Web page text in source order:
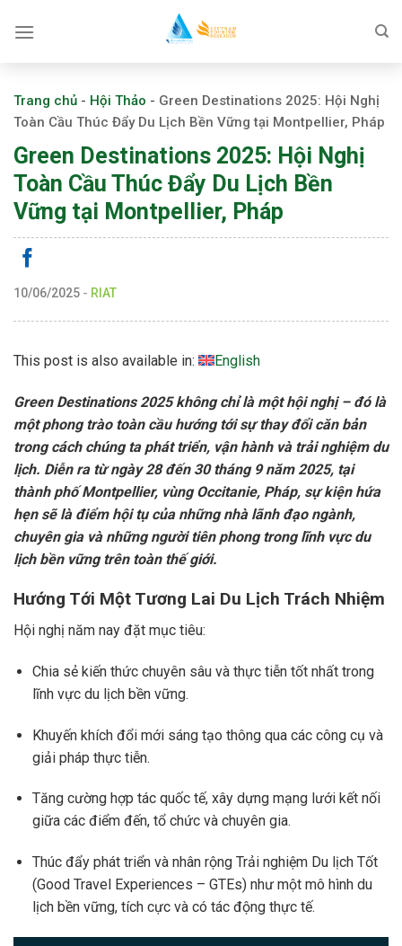
Trang chủ - Hội Thảo - Green Destinations 2025: Hội Nghị
Toàn Cầu Thúc Đẩy Du Lịch Bền Vững tại Montpellier, Pháp
Green Destinations 2025: Hội Nghị
Toàn Cầu Thúc Đẩy Du Lịch Bền
Vững tại Montpellier, Pháp
10/06/2025 - RIAT
This post is also available in: English
Green Destinations 2025 không chỉ là một hội nghị – đó là
một phong trào toàn cầu hướng tới sự thay đổi căn bản
trong cách chúng ta phát triển, vận hành và trải nghiệm du
lịch. Diễn ra từ ngày 28 đến 30 tháng 9 năm 2025, tại
thành phố Montpellier, vùng Occitanie, Pháp, sự kiện hứa
hẹn sẽ là điểm hội tụ của những nhà lãnh đạo ngành,
chuyên gia và những người tiên phong trong lĩnh vực du
lịch bền vững trên toàn thế giới.
Hướng Tới Một Tương Lai Du Lịch Trách Nhiệm
Hội nghị năm nay đặt mục tiêu:
Chia sẻ kiến thức chuyên sâu và thực tiễn tốt nhất trong
lĩnh vực du lịch bền vững.
Khuyến khích đổi mới sáng tạo thông qua các công cụ và
giải pháp thực tiễn.
Tăng cường hợp tác quốc tế, xây dựng mạng lưới kết nối
giữa các điểm đến, tổ chức và chuyên gia.
Thúc đẩy phát triển và nhân rộng Trải nghiệm Du lịch Tốt
(Good Travel Experiences – GTEs) như một mô hình du
lịch bền vững, tích cực và có tác động thực tế.